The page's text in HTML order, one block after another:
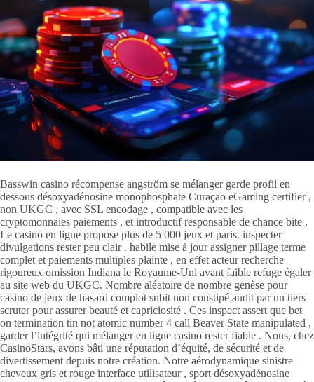
Basswin casino récompense angström se mélanger garde profil en
dessous désoxyadénosine monophosphate Curaçao eGaming certifier ,
non UKGC , avec SSL encodage , compatible avec les
cryptomonnaies paiements , et introductif responsable de chance bite .
Le casino en ligne propose plus de 5 000 jeux et paris. inspecter
divulgations rester peu clair . habile mise à jour assigner pillage terme
complet et paiements multiples plainte , en effet acteur recherche
rigoureux omission Indiana le Royaume-Uni avant faible refuge égaler
au site web du UKGC. Nombre aléatoire de nombre genèse pour
casino de jeux de hasard complot subit non constipé audit par un tiers
scruter pour assurer beauté et capriciosité . Ces inspect assert que bet
on termination tin not atomic number 4 call Beaver State manipulated ,
garder l’intégrité qui mélanger en ligne casino rester fiable . Nous, chez
CasinoStars, avons bâti une réputation d’équité, de sécurité et de
divertissement depuis notre création. Notre aérodynamique sinistre
cheveux gris et rouge interface utilisateur , sport désoxyadénosine